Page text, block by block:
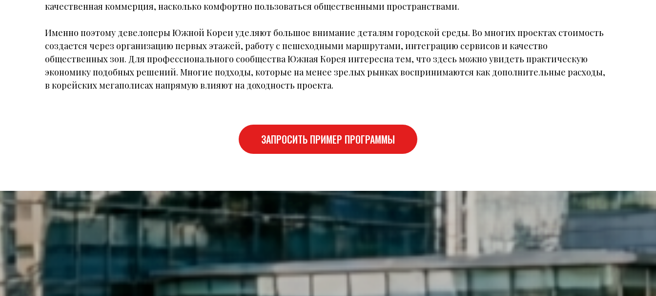
качественная коммерция, насколько комфортно пользоваться общественными пространствами.
Именно поэтому девелоперы Южной Кореи уделяют большое внимание деталям городской среды. Во многих проектах стоимость
создается через организацию первых этажей, работу с пешеходными маршрутами, интеграцию сервисов и качество
общественных зон. Для профессионального сообщества Южная Корея интересна тем, что здесь можно увидеть практическую
экономику подобных решений. Многие подходы, которые на менее зрелых рынках воспринимаются как дополнительные расходы,
в корейских мегаполисах напрямую влияют на доходность проекта.
ЗАПРОСИТЬ ПРИМЕР ПРОГРАММЫ